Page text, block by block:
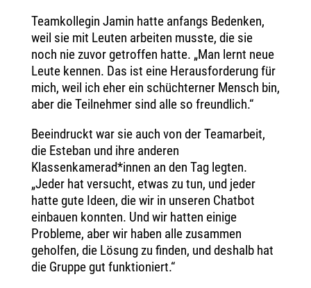
Teamkollegin Jamin hatte anfangs Bedenken,
weil sie mit Leuten arbeiten musste, die sie
noch nie zuvor getroffen hatte. „Man lernt neue
Leute kennen. Das ist eine Herausforderung für
mich, weil ich eher ein schüchterner Mensch bin,
aber die Teilnehmer sind alle so freundlich.“
Beeindruckt war sie auch von der Teamarbeit,
die Esteban und ihre anderen
Klassenkamerad*innen an den Tag legten.
„Jeder hat versucht, etwas zu tun, und jeder
hatte gute Ideen, die wir in unseren Chatbot
einbauen konnten. Und wir hatten einige
Probleme, aber wir haben alle zusammen
geholfen, die Lösung zu finden, und deshalb hat
die Gruppe gut funktioniert.“